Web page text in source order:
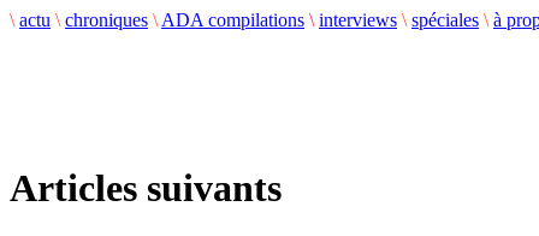
\ actu \ chroniques \ ADA compilations \ interviews \ spéciales \ à
Articles suivants